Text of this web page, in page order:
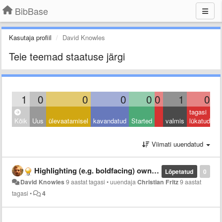
BibBase
Kasutaja profiil David Knowles
Teie teemad staatuse järgi
1 0 0 0 0 0 1 0
Kõik Uus ülevaatamisel kavandatud Started valmis
tagasi
lükatud
Viimati uuendatud
0
Lõpetatud
Highlighting (e.g. boldfacing) own name.
David Knowles9 aastat tagasi •uuendajaChristian Fritz9 aastat
tagasi • 4